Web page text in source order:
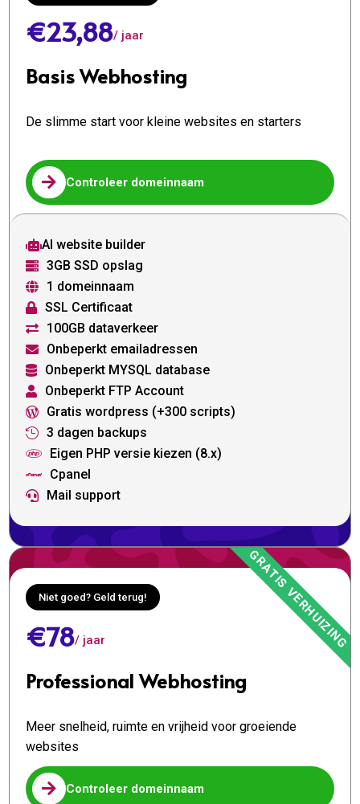
€23,88/ jaar
Basis Webhosting
De slimme start voor kleine websites en starters
 Controleer domeinnaam
AI website builder
 3GB SSD opslag
 1 domeinnaam
 SSL Certificaat
 100GB dataverkeer
 Onbeperkt emailadressen
 Onbeperkt MYSQL database
 Onbeperkt FTP Account
 Gratis wordpress (+300 scripts)
 3 dagen backups
 Eigen PHP versie kiezen (8.x)
 Cpanel
 Mail support
Niet goed? Geld terug!
€78/ jaar
Professional Webhosting
Meer snelheid, ruimte en vrijheid voor groeiende
websites
 Controleer domeinnaam